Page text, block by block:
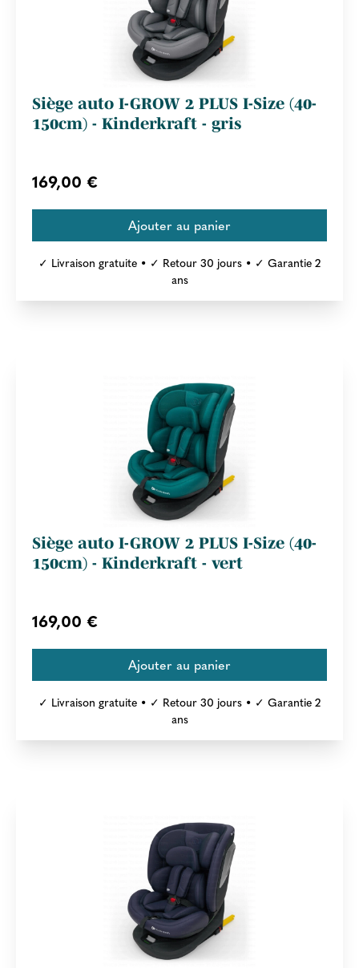
Siège auto I-GROW 2 PLUS I-Size (40-
150cm) - Kinderkraft - gris
169,00 €
✓ Livraison gratuite • ✓ Retour 30 jours • ✓ Garantie 2
ans
Siège auto I-GROW 2 PLUS I-Size (40-
150cm) - Kinderkraft - vert
169,00 €
✓ Livraison gratuite • ✓ Retour 30 jours • ✓ Garantie 2
ans